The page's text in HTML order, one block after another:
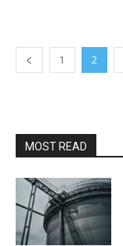
1 2
MOST READ